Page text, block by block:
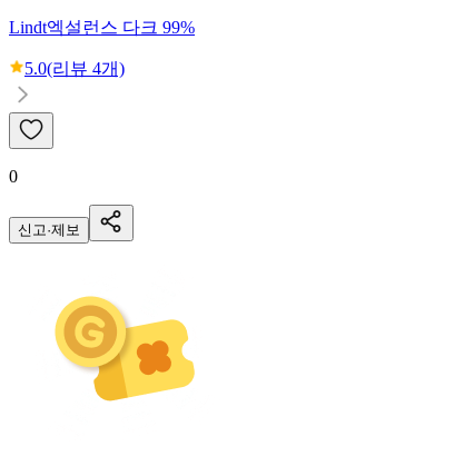
Lindt엑설런스 다크 99%
5.0(리뷰 4개)
0
신고·제보